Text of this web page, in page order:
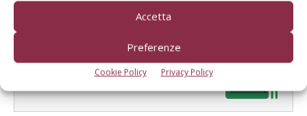
Accetta
Preferenze
Cookie Policy Privacy Policy
Tecniche, prodotti e servizi dalle aziende